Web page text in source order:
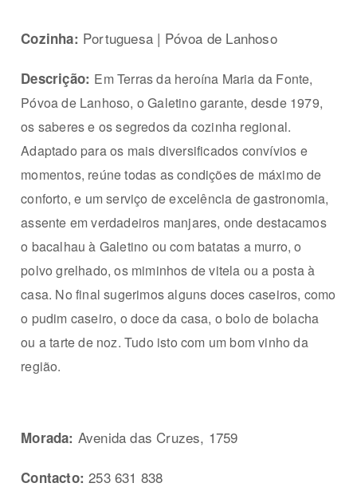
Cozinha: Portuguesa | Póvoa de Lanhoso
Descrição: Em Terras da heroína Maria da Fonte,
Póvoa de Lanhoso, o Galetino garante, desde 1979,
os saberes e os segredos da cozinha regional.
Adaptado para os mais diversificados convívios e
momentos, reúne todas as condições de máximo de
conforto, e um serviço de excelência de gastronomia,
assente em verdadeiros manjares, onde destacamos
o bacalhau à Galetino ou com batatas a murro, o
polvo grelhado, os miminhos de vitela ou a posta à
casa. No final sugerimos alguns doces caseiros, como
o pudim caseiro, o doce da casa, o bolo de bolacha
ou a tarte de noz. Tudo isto com um bom vinho da
região.
Morada: Avenida das Cruzes, 1759
Contacto:253 631 838